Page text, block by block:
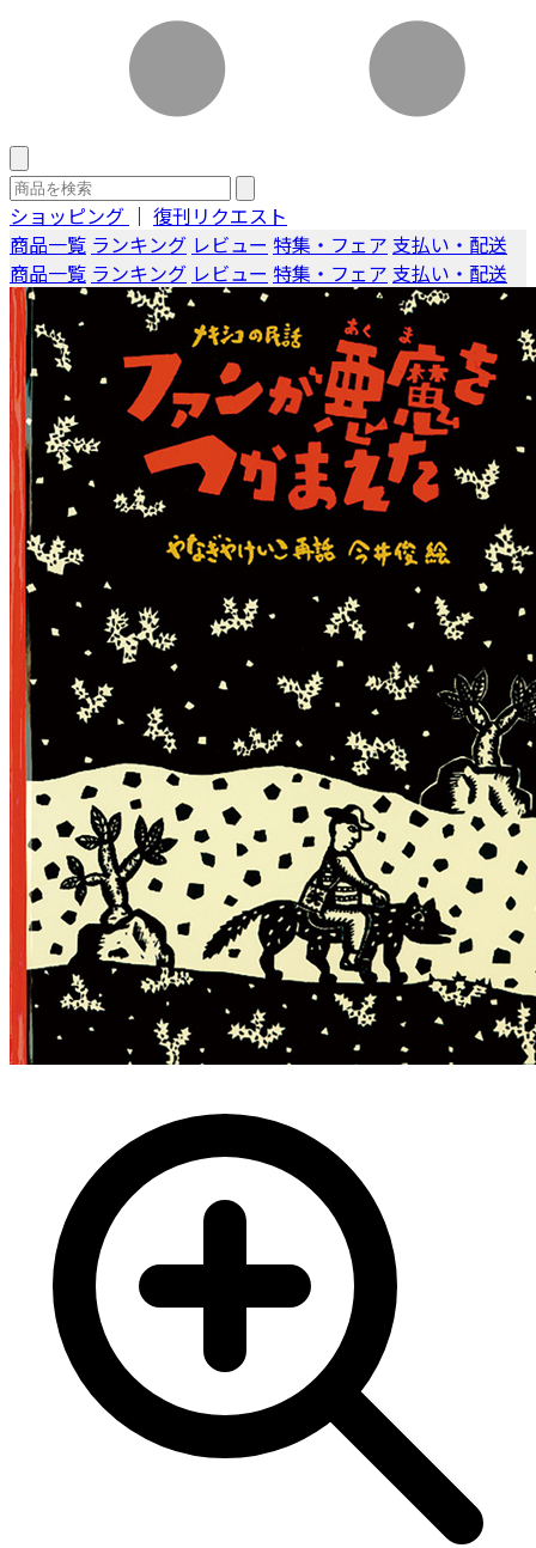
ショッピング ｜ 復刊リクエスト
商品一覧 ランキング レビュー 特集・フェア 支払い・配送
商品一覧 ランキング レビュー 特集・フェア 支払い・配送